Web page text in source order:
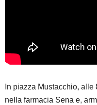
In piazza Mustacchio,
nella farmacia Sena e,